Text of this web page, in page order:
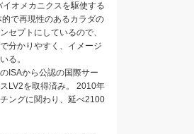
オメカニクスを駆使する
で再現性のあるカラダの
セプトにしているので、
分かりやすく、イメージ
る。
ISAから公認の国際サー
LV2を取得済み。 2010年
ングに関わり、延べ2100